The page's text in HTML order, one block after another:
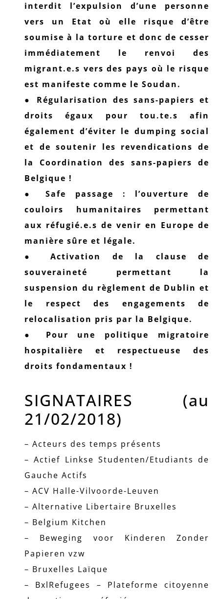
interdit l’expulsion d’une personne
vers un Etat où elle risque d’être
soumise à la torture et donc de cesser
immédiatement le renvoi des
migrant.e.s vers des pays où le risque
est manifeste comme le Soudan.
● Régularisation des sans-papiers et
droits égaux pour tou.te.s afin
également d’éviter le dumping social
et de soutenir les revendications de
la Coordination des sans-papiers de
Belgique !
● Safe passage : l’ouverture de
couloirs humanitaires permettant
aux réfugié.e.s de venir en Europe de
manière sûre et légale.
● Activation de la clause de
souveraineté permettant la
suspension du règlement de Dublin et
le respect des engagements de
relocalisation pris par la Belgique.
● Pour une politique migratoire
hospitalière et respectueuse des
droits fondamentaux !
SIGNATAIRES (au
21/02/2018)
– Acteurs des temps présents
– Actief Linkse Studenten/Etudiants de
Gauche Actifs
– ACV Halle-Vilvoorde-Leuven
– Alternative Libertaire Bruxelles
– Belgium Kitchen
– Beweging voor Kinderen Zonder
Papieren vzw
– Bruxelles Laïque
– BxlRefugees – Plateforme citoyenne